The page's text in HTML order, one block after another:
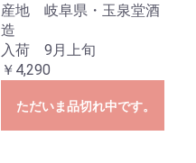
産地 岐阜県・玉泉堂酒
造
入荷 9月上旬
￥4,290
ただいま品切れ中です。